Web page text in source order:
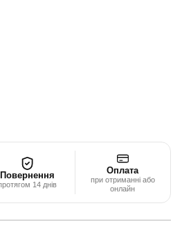
Повернення
14 днів
Оплата
при отриманні або
онлайн